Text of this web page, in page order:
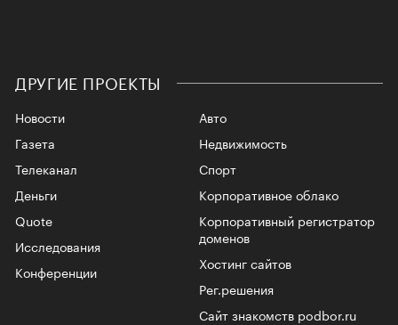
ДРУГИЕ ПРОЕКТЫ
Новости
Газета
Телеканал
Авто
Недвижимость
Спорт
Корпоративное облако
Корпоративный регистратор
доменов
Хостинг сайтов
Рег.решения
Сайт знакомств podbor.ru
Деньги
Quote
Исследования
Конференции